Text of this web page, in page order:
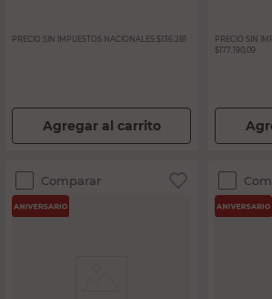
PRECIO SIN IMPUESTOS NACIONALES: $136.281
Agregar al carrito
PRECIO SIN
$177.190,09
Comparar